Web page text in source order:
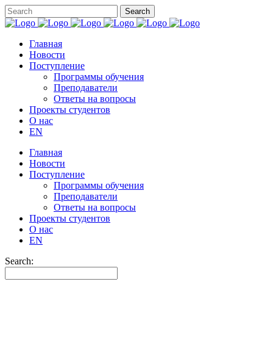
Главная
Новости
Поступление
Программы обучения
Преподаватели
Ответы на вопросы
Проекты студентов
О нас
EN
Главная
Новости
Поступление
Программы обучения
Преподаватели
Ответы на вопросы
Проекты студентов
О нас
EN
Search: